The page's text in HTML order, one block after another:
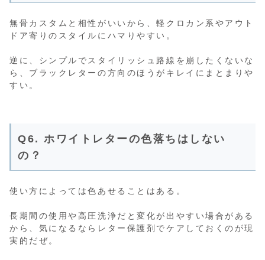
無骨カスタムと相性がいいから、軽クロカン系やアウト
ドア寄りのスタイルにハマりやすい。
逆に、シンプルでスタイリッシュ路線を崩したくないな
ら、ブラックレターの方向のほうがキレイにまとまりや
すい。
Q6. ホワイトレターの色落ちはしない
の？
使い方によっては色あせることはある。
長期間の使用や高圧洗浄だと変化が出やすい場合がある
から、気になるならレター保護剤でケアしておくのが現
実的だぜ。